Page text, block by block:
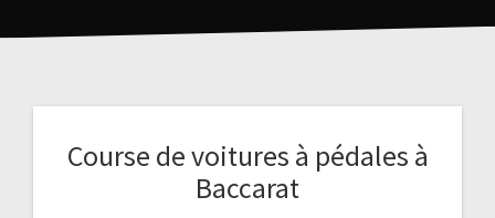
Course de voitures à pédales à
Baccarat